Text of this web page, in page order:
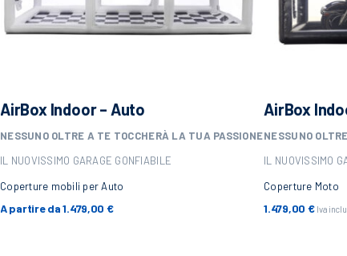
AirBox Indoor – Auto
NESSUNO OLTRE A TE TOCCHERÀ LA TUA PASSIONE
IL NUOVISSIMO GARAGE GONFIABILE
Coperture mobili per Auto
A partire da1.479,00 €
AirBox
NESSUNO
IL NUOVISSIMO
Coperture Moto
1.479,00 € Iva